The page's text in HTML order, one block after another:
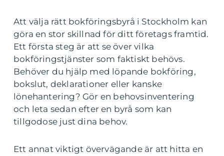
Att välja rätt bokföringsbyrå i Stockholm kan
göra en stor skillnad för ditt företags framtid.
Ett första steg är att se över vilka
bokföringstjänster som faktiskt behövs.
Behöver du hjälp med löpande bokföring,
bokslut, deklarationer eller kanske
lönehantering? Gör en behovsinventering
och leta sedan efter en byrå som kan
tillgodose just dina behov.
Ett annat viktigt övervägande är att hitta en